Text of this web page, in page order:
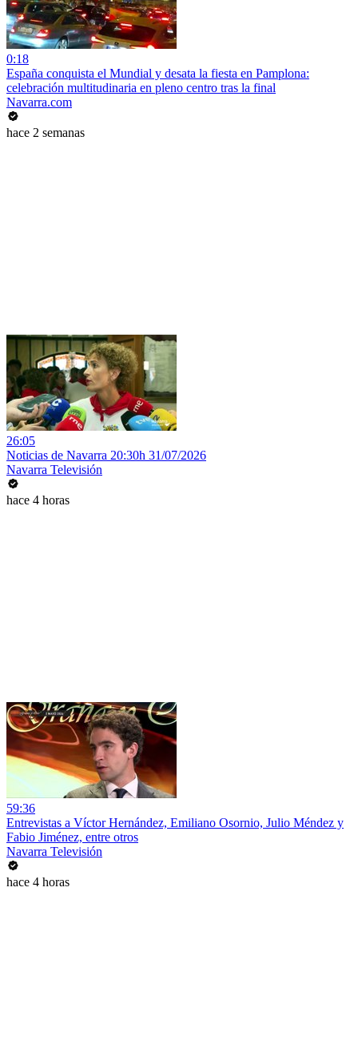
0:18
España conquista el Mundial y desata la fiesta en Pamplona:
celebración multitudinaria en pleno centro tras la final
Navarra.com
hace 2 semanas
26:05
Noticias de Navarra 20:30h 31/07/2026
Navarra Televisión
hace 4 horas
59:36
Entrevistas a Víctor Hernández, Emiliano Osornio, Julio Méndez y
Fabio Jiménez, entre otros
Navarra Televisión
hace 4 horas